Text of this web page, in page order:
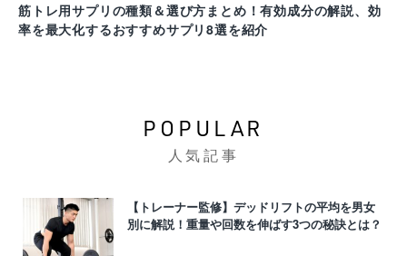
筋トレ用サプリの種類＆選び方まとめ！有効成分の解説、効
率を最大化するおすすめサプリ8選を紹介
POPULAR
人気記事
【トレーナー監修】デッドリフトの平均を男女
別に解説！重量や回数を伸ばす3つの秘訣とは？